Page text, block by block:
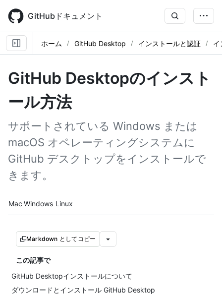
main
content
GitHubドキュメント
ホーム GitHub Desktop インストールと認証 イ
GitHub Desktopのインスト
ール方法
サポートされている Windows または
macOS オペレーティングシステムに
GitHub デスクトップをインストールで
きます。
Platform navigation
Mac Windows Linux
Markdown としてコピー
この記事で
GitHub Desktopインストールについて
ダウンロードとインストール GitHub Desktop